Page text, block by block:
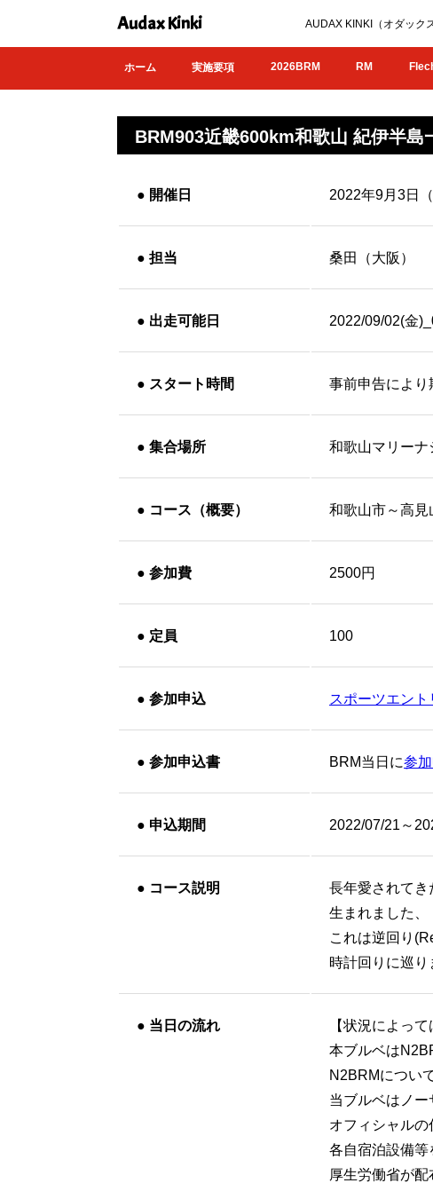
Audax Kinki AUDAX KINKI（オダック
ホーム 実施要項 2026BRM RM
BRM903近畿600km和歌山 紀伊半島
● 開催日 2022年9月3日（
● 担当 桑田（大阪）
● 出走可能日 2022/09/02(金
● スタート時間 事前申告により
● 集合場所 和歌山マリー
● コース（概要） 和歌山市～高
● 参加費 2500円
● 定員 100
● 参加申込 スポーツエント
● 参加申込書 BRM当日に参
● 申込期間 2022/07/21～
● コース説明
長年愛されて
生まれました、
これは逆回り
時計回りに巡り
● 当日の流れ
【状況によっ
本ブルベは
N2BRMについ
当ブルベはノー
オフィシャルの
各自宿泊設備等
厚生労働省が